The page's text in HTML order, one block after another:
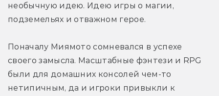
необычную идею. Идею игры о магии,
подземельях и отважном герое.
Поначалу Миямото сомневался в успехе
своего замысла. Масштабные фэнтези и RPG
были для домашних консолей чем-то
нетипичным, да и игроки привыкли к